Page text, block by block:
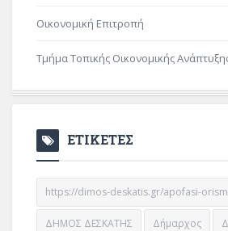
Οικονομική Επιτροπή
Τμήμα Τοπικής Οικονομικής
ΕΤΙΚΕΤΕΣ
https://dimos-deskatis.gr/apofasi-
ΔΗΜΟΣ ΔΕΣΚΑΤΗΣ Δήμαρχος